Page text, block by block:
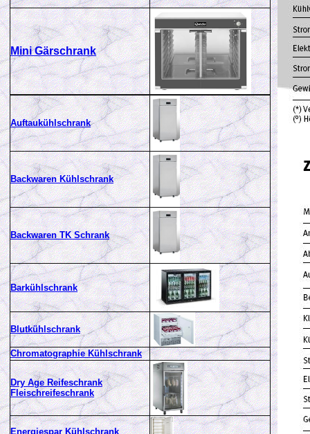
Mini Gärschrank
Auftaukühlschrank
Backwaren Kühlschrank
Backwaren TK Schrank
Barkühlschrank
Blutkühlschrank
Chromatographie Kühlschrank
Dry Age Reifeschrank
Fleischreifeschrank
Energiespar Kühlschrank